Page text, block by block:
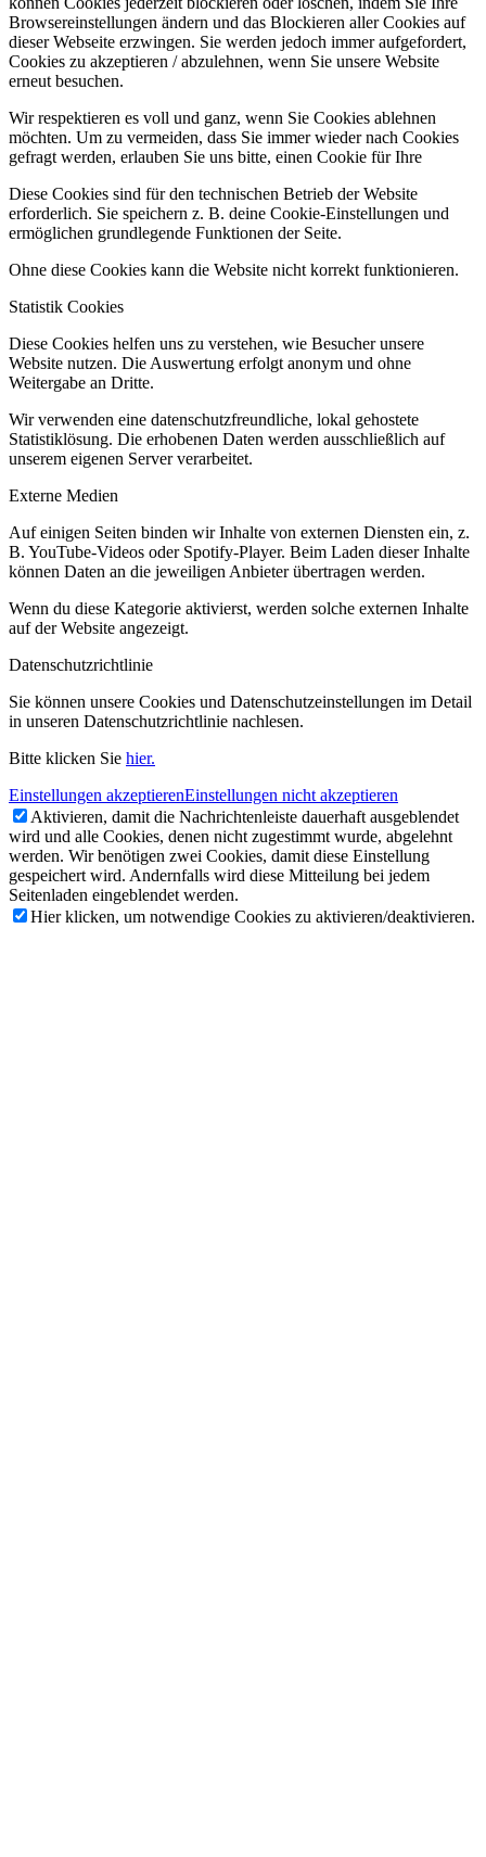
Browsereinstellungen ändern und das Blockieren aller Cookies auf
dieser Webseite erzwingen. Sie werden jedoch immer aufgefordert,
Cookies zu akzeptieren / abzulehnen, wenn Sie unsere Website
erneut besuchen.
Wir respektieren es voll und ganz, wenn Sie Cookies ablehnen
möchten. Um zu vermeiden, dass Sie immer wieder nach Cookies
gefragt werden, erlauben Sie uns bitte, einen Cookie für Ihre
Diese Cookies sind für den technischen Betrieb der Website
erforderlich. Sie speichern z. B. deine Cookie-Einstellungen und
ermöglichen grundlegende Funktionen der Seite.
Ohne diese Cookies kann die Website nicht korrekt funktionieren.
Statistik Cookies
Diese Cookies helfen uns zu verstehen, wie Besucher unsere
Website nutzen. Die Auswertung erfolgt anonym und ohne
Weitergabe an Dritte.
Wir verwenden eine datenschutzfreundliche, lokal gehostete
Statistiklösung. Die erhobenen Daten werden ausschließlich auf
unserem eigenen Server verarbeitet.
Externe Medien
Auf einigen Seiten binden wir Inhalte von externen Diensten ein, z.
B. YouTube-Videos oder Spotify-Player. Beim Laden dieser Inhalte
können Daten an die jeweiligen Anbieter übertragen werden.
Wenn du diese Kategorie aktivierst, werden solche externen Inhalte
auf der Website angezeigt.
Datenschutzrichtlinie
Sie können unsere Cookies und Datenschutzeinstellungen im Detail
in unseren Datenschutzrichtlinie nachlesen.
Bitte klicken Sie hier.
Einstellungen akzeptierenEinstellungen nicht akzeptieren
Aktivieren, damit die Nachrichtenleiste dauerhaft ausgeblendet
wird und alle Cookies, denen nicht zugestimmt wurde, abgelehnt
werden. Wir benötigen zwei Cookies, damit diese Einstellung
gespeichert wird. Andernfalls wird diese Mitteilung bei jedem
Seitenladen eingeblendet werden.
Hier klicken, um notwendige Cookies zu aktivieren/deaktivieren.